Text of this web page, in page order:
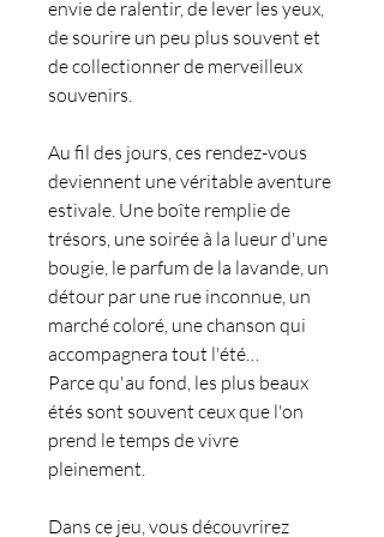
envie de ralentir, de lever les yeux,
de sourire un peu plus souvent et
de collectionner de merveilleux
souvenirs.
Au fil des jours, ces rendez-vous
deviennent une véritable aventure
estivale. Une boîte remplie de
trésors, une soirée à la lueur d'une
bougie, le parfum de la lavande, un
détour par une rue inconnue, un
marché coloré, une chanson qui
accompagnera tout l'été…
Parce qu'au fond, les plus beaux
étés sont souvent ceux que l'on
prend le temps de vivre
pleinement.
Dans ce jeu, vous découvrirez